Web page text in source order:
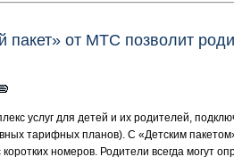
пакет» от МТС позволит
услуг для детей и их родителей,
тарифных планов). С «Детским
номеров. Родители всегда могут